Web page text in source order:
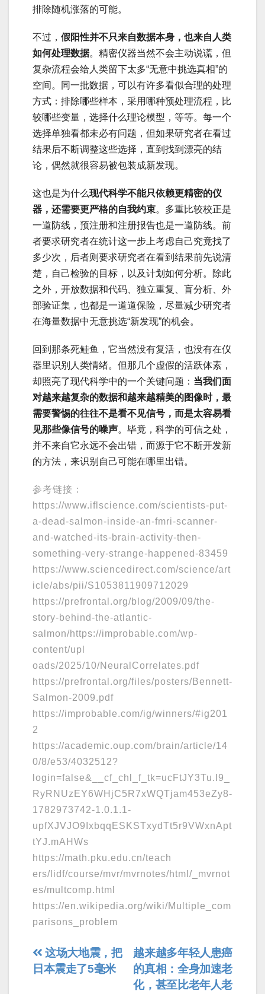
排除随机涨落的可能。
不过， 假阳性并不只来自数据本身，也来自人类
如何处理数据。精密仪器当然不会主动说谎，但
复杂流程会给人类留下太多“无意中挑选真相”的
空间。同一批数据，可以有许多看似合理的处理
方式：排除哪些样本，采用哪种预处理流程，比
较哪些变量，选择什么理论模型，等等。每一个
选择单独看都未必有问题，但如果研究者在看过
结果后不断调整这些选择，直到找到漂亮的结
论，偶然就很容易被包装成新发现。
这也是为什么现代科学不能只依赖更精密的仪
器，还需要更严格的自我约束。多重比较校正是
一道防线，预注册和注册报告也是一道防线。前
者要求研究者在统计这一步上考虑自己究竟找了
多少次，后者则要求研究者在看到结果前先说清
楚，自己检验的目标，以及计划如何分析。除此
之外，开放数据和代码、独立重复、盲分析、外
部验证集，也都是一道道保险，尽量减少研究者
在海量数据中无意挑选“新发现”的机会。
回到那条死鲑鱼，它当然没有复活，也没有在仪
器里识别人类情绪。但那几个虚假的活跃体素，
却照亮了现代科学中的一个关键问题： 当我们面
对越来越复杂的数据和越来越精美的图像时，最
需要警惕的往往不是看不见信号，而是太容易看
见那些像信号的噪声。毕竟，科学的可信之处，
并不来自它永远不会出错，而源于它不断开发新
的方法，来识别自己可能在哪里出错。
参考链接：
https://www.iflscience.com/scientists-put-
a-dead-salmon-inside-an-fmri-scanner-
and-watched-its-brain-activity-then-
something-very-strange-happened-83459
https://www.sciencedirect.com/science/art
icle/abs/pii/S1053811909712029
https://prefrontal.org/blog/2009/09/the-
story-behind-the-atlantic-
salmon/https://improbable.com/wp-
content/upl
oads/2025/10/NeuralCorrelates.pdf
https://prefrontal.org/files/posters/Bennett-
Salmon-2009.pdf
https://improbable.com/ig/winners/#ig201
2
https://academic.oup.com/brain/article/14
0/8/e53/4032512?
login=false&__cf_chl_f_tk=ucFtJY3Tu.I9_
RyRNUzEY6WHjC5R7xWQTjam453eZy8-
1782973742-1.0.1.1-
upfXJVJO9IxbqqESKSTxydTt5r9VWxnApt
tYJ.mAHWs
https://math.pku.edu.cn/teach
ers/lidf/course/mvr/mvrnotes/html/_mvrnot
es/multcomp.html
https://en.wikipedia.org/wiki/Multiple_com
parisons_problem
文
章
越来越多年轻人患癌
的真相：全身加速老
化，甚至比老年人老
这场大地震，把
日本震走了5毫米